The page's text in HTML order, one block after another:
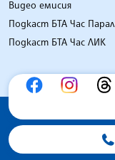
Видео емисия
Подкаст БТА Час
Подкаст БТА Час ЛИК